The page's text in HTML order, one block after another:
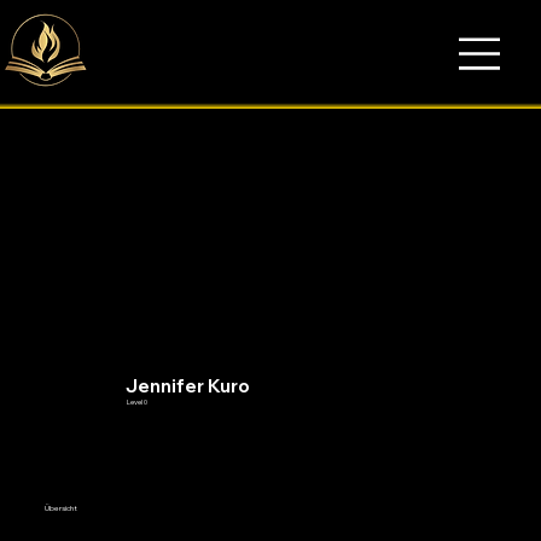
Übersicht
Jennifer Kuro
Level 0